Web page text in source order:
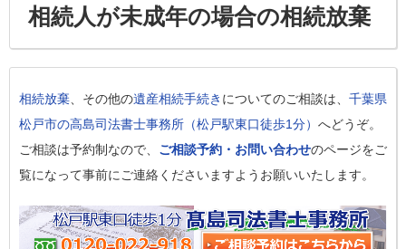
相続人が未成年の場合の相続放棄
相続放棄 、その他の遺産相続手続き についてのご相談は、 千葉県
松戸市の高島司法書士事務所（松戸駅東口徒歩1分） へどうぞ。
ご相談は予約制なので、 ご相談予約・お問い合わせのページをご
覧になって事前にご連絡くださいますようお願いいたします。